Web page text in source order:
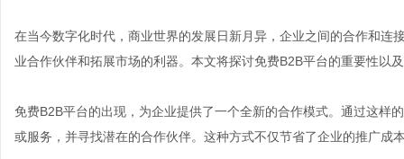
在当今数字化时代，商业世界的发展日新月异，企业之间的合作和连
业合作伙伴和拓展市场的利器。本文将探讨免费B2B平台的重要性以
免费B2B平台的出现，为企业提供了一个全新的合作模式。通过这样
或服务，并寻找潜在的合作伙伴。这种方式不仅节省了企业的推广成